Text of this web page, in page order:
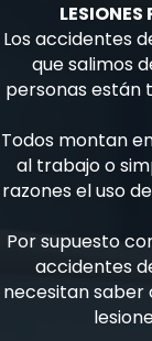
Los accidentes
que salimos
personas están
Todos montan
al trabajo o
razones el uso
Por supuesto
accidentes
necesitan saber